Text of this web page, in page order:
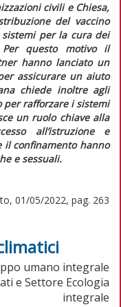
civili e Chiesa,
del vaccino
sistemi per la cura dei
Per questo motivo il
hanno lanciato un
assicurare un aiuto
chiede inoltre agli
rafforzare i sistemi
un ruolo chiave alla
all’istruzione e
confinamento hanno
e sessuali.
01/05/2022, pag. 263
umano integrale
e Settore Ecologia
integrale